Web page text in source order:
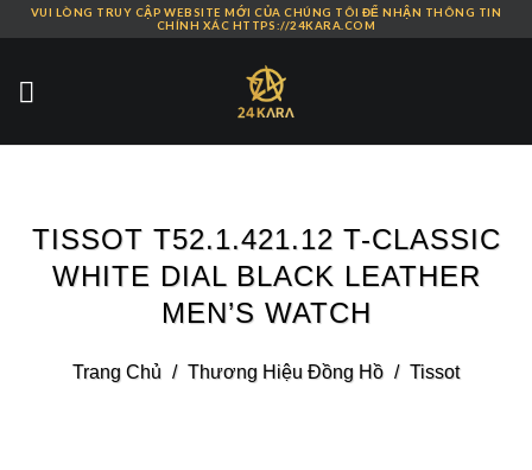
Skip
content
VUI LÒNG TRUY CẬP WEBSITE MỚI CỦA CHÚNG TÔI ĐỂ NHẬN THÔNG TIN
CHÍNH XÁC HTTPS://24KARA.COM
TISSOT T52.1.421.12 T-CLASSIC
WHITE DIAL BLACK LEATHER
MEN’S WATCH
Trang Chủ / Thương Hiệu Đồng Hồ / Tissot